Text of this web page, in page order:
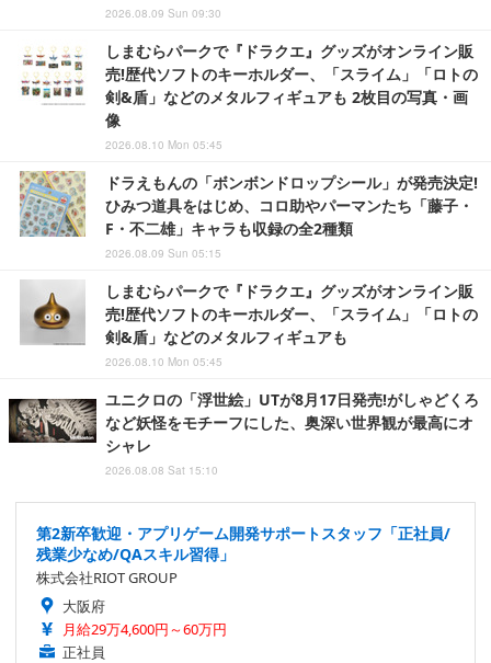
2026.08.09 Sun 09:30
しまむらパークで『ドラクエ』グッズがオンライン販
売!歴代ソフトのキーホルダー、「スライム」「ロトの
剣&盾」などのメタルフィギュアも 2枚目の写真・画
像
2026.08.10 Mon 05:45
ドラえもんの「ボンボンドロップシール」が発売決定!
ひみつ道具をはじめ、コロ助やパーマンたち「藤子・
F・不二雄」キャラも収録の全2種類
2026.08.09 Sun 05:15
しまむらパークで『ドラクエ』グッズがオンライン販
売!歴代ソフトのキーホルダー、「スライム」「ロトの
剣&盾」などのメタルフィギュアも
2026.08.10 Mon 05:45
ユニクロの「浮世絵」UTが8月17日発売!がしゃどくろ
など妖怪をモチーフにした、奥深い世界観が最高にオ
シャレ
2026.08.08 Sat 15:10
第2新卒歓迎・アプリゲーム開発サポートスタッフ「正社員/
残業少なめ/QAスキル習得」
株式会社RIOT GROUP
大阪府
月給29万4,600円～60万円
正社員